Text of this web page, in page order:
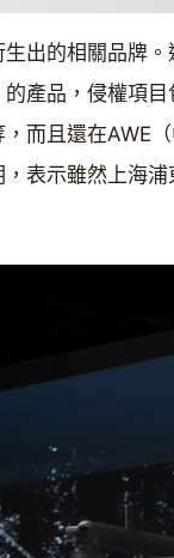
出的相關品牌
產品，侵權項
而且還在AWE
表示雖然上海